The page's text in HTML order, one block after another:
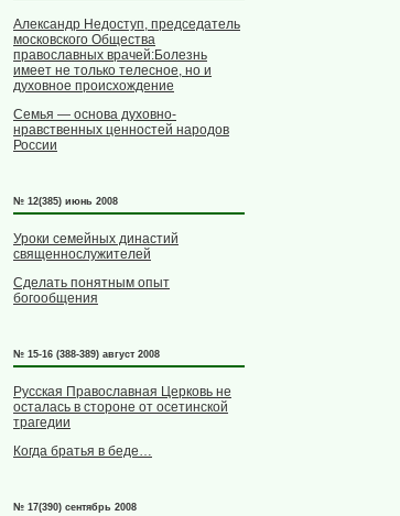
Александр Недоступ, председатель
московского Общества
православных врачей:Болезнь
имеет не только телесное, но и
духовное происхождение
Семья — основа духовно-
нравственных ценностей народов
России
№ 12(385) июнь 2008
Уроки семейных династий
священнослужителей
Сделать понятным опыт
богообщения
№ 15-16 (388-389) август 2008
Русская Православная Церковь не
осталась в стороне от осетинской
трагедии
Когда братья в беде…
№ 17(390) сентябрь 2008